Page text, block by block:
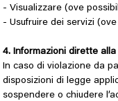
- Visualizzare (ove
- Usufruire dei servizi
4. Informazioni dirette
In caso di violazione da
disposizioni di legge
sospendere o chiudere